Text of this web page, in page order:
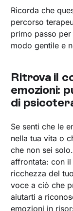
Ricorda che
percorso
primo passo
modo gentile e
Ritrova il
emozioni:
di
Se senti che le
nella tua vita o
che non sei
affrontata: con
ricchezza del
voce a ciò che
aiutarti a
emozioni in